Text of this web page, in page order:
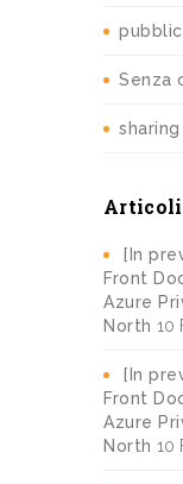
Senza
Articoli
[In
Front
Azure
North 10
[In
Front
Azure
North 10